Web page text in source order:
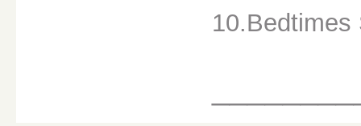
10.Bedtimes